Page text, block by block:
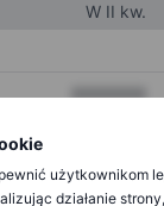
użytkownikom
działanie
W II kw.
XXXXXXX
XXXXXXX